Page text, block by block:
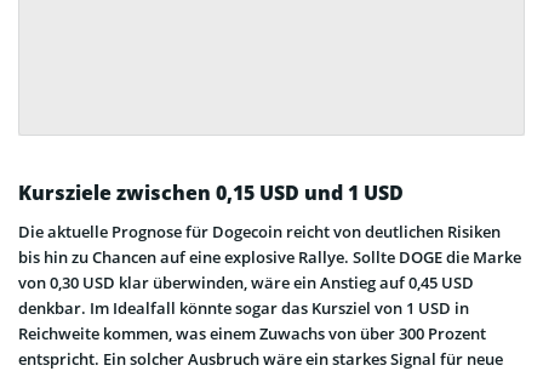
Kursziele zwischen 0,15 USD und 1 USD
Die aktuelle Prognose für Dogecoin reicht von deutlichen Risiken
bis hin zu Chancen auf eine explosive Rallye. Sollte DOGE die Marke
von 0,30 USD klar überwinden, wäre ein Anstieg auf 0,45 USD
denkbar. Im Idealfall könnte sogar das Kursziel von 1 USD in
Reichweite kommen, was einem Zuwachs von über 300 Prozent
entspricht. Ein solcher Ausbruch wäre ein starkes Signal für neue